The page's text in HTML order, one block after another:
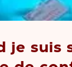
je suis